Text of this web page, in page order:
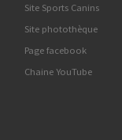
Site Sports Canins
Site photothèque
Page facebook
Chaine YouTube